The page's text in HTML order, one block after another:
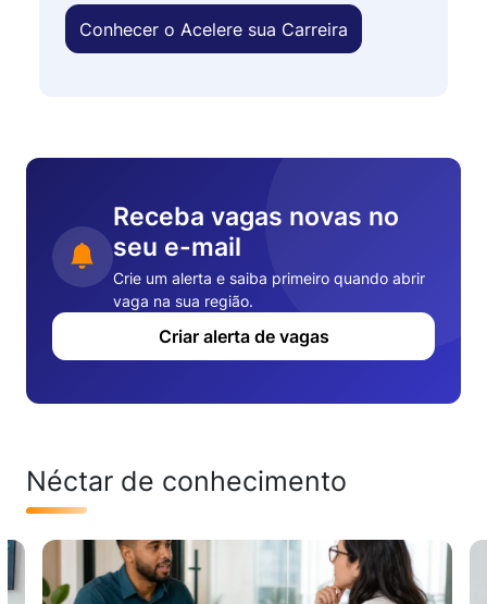
Conhecer o Acelere sua Carreira
Receba vagas novas no
seu e-mail
Crie um alerta e saiba primeiro quando abrir
vaga na sua região.
Criar alerta de vagas
Néctar de conhecimento